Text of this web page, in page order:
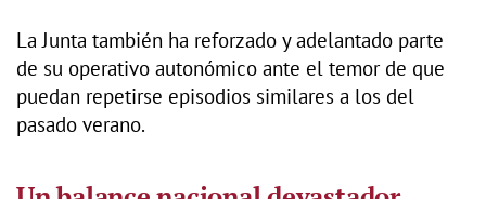
La Junta también ha reforzado y adelantado parte
de su operativo autonómico ante el temor de que
puedan repetirse episodios similares a los del
pasado verano.